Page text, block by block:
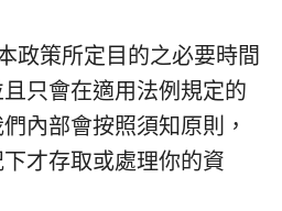
政策所定目的之必要時間
只會在適用法例規定的
內部會按照須知原則，
才存取或處理你的資